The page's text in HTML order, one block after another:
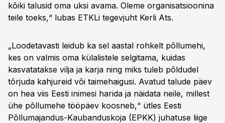
kõiki talusid oma uksi avama. Oleme organisatsioonina
teile toeks,“ lubas ETKLi tegevjuht Kerli Ats.
„Loodetavasti leidub ka sel aastal rohkelt põllumehi,
kes on valmis oma külalistele selgitama, kuidas
kasvatatakse vilja ja karja ning miks tuleb põldudel
tõrjuda kahjureid või taimehaigusi. Avatud talude päev
on hea viis Eesti inimesi harida ja näidata neile, millest
ühe põllumehe tööpäev koosneb,“ ütles Eesti
Põllumajandus-Kaubanduskoja (EPKK) juhatuse liige